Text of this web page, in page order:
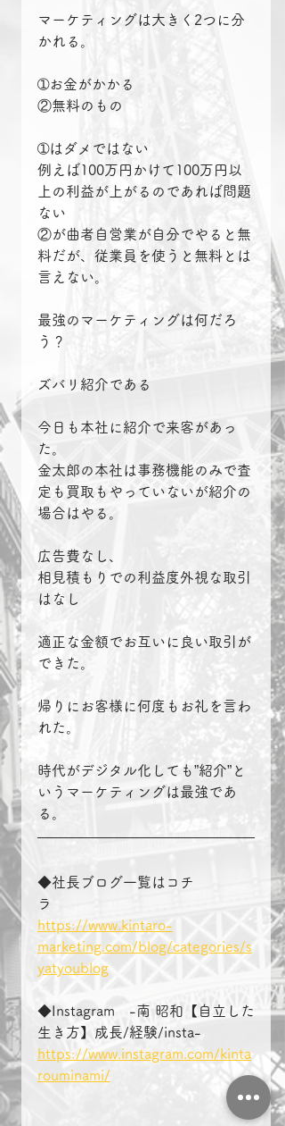
マーケティングは大きく2つに分
かれる。
➀お金がかかる
②無料のもの
➀はダメではない
例えば100万円かけて100万円以
上の利益が上がるのであれば問題
ない
②が曲者自営業が自分でやると無
料だが、従業員を使うと無料とは
言えない。
最強のマーケティングは何だろ
う？
ズバリ紹介である
今日も本社に紹介で来客があっ
た。
金太郎の本社は事務機能のみで査
定も買取もやっていないが紹介の
場合はやる。
広告費なし、
相見積もりでの利益度外視な取引
はなし
適正な金額でお互いに良い取引が
できた。
帰りにお客様に何度もお礼を言わ
れた。
時代がデジタル化しても”紹介”と
いうマーケティングは最強であ
る。
◆社長ブログ一覧はコチ
ラ
https://www.kintaro-
marketing.com/blog/categories/s
yatyoublog
◆Instagram　-南 昭和【自立した
生き方】成長/経験/insta-
https://www.instagram.com/kinta
rouminami/